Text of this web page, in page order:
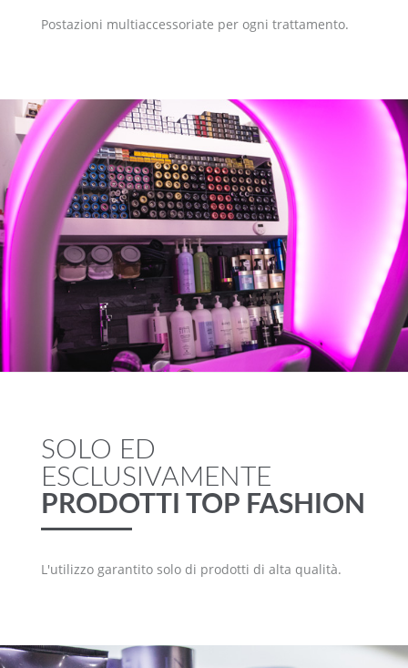
Postazioni multiaccessoriate per ogni trattamento.
SOLO ED
ESCLUSIVAMENTE
PRODOTTI TOP FASHION
L'utilizzo garantito solo di prodotti di alta qualità.